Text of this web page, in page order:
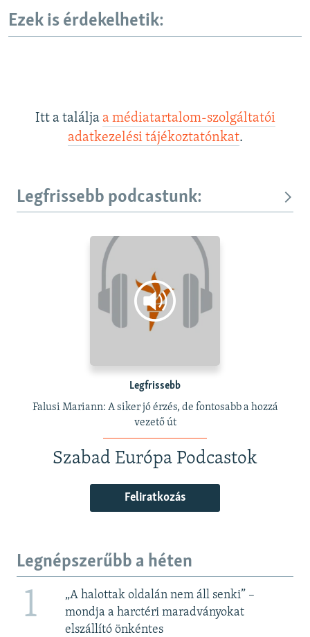
Ezek is érdekelhetik:
Itt a találja a médiatartalom-szolgáltatói
adatkezelési tájékoztatónkat.
Legfrissebb podcastunk:
Legfrissebb
Falusi Mariann: A siker jó érzés, de fontosabb a hozzá
vezető út
Szabad Európa Podcastok
Feliratkozás
Legnépszerűbb a héten
1
„A halottak oldalán nem áll senki” –
mondja a harctéri maradványokat
elszállító önkéntes